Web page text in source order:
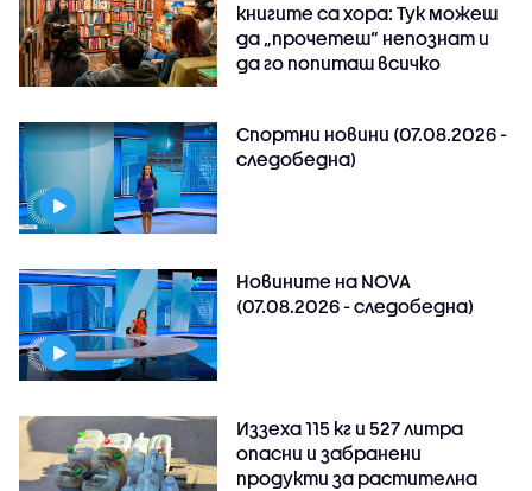
книгите са хора: Тук можеш
да „прочетеш“ непознат и
да го попиташ всичко
Спортни новини (07.08.2026 -
следобедна)
Новините на NOVA
(07.08.2026 - следобедна)
Иззеха 115 кг и 527 литра
опасни и забранени
продукти за растителна